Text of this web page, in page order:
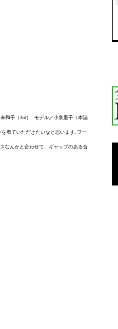
和子（3rd） モデル／小泉里子（本誌
着ていただきたいなと思います｡フー
なんかと合わせて、ギャップのある合